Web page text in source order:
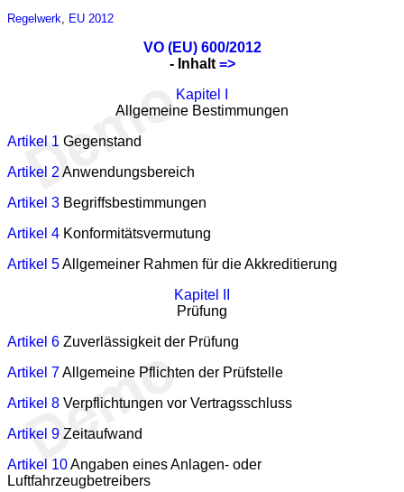
Regelwerk EU 2012
VO (EU) 600/2012
- Inhalt =>
Kapitel I
Allgemeine Bestimmungen
Artikel 1 Gegenstand
Artikel 2 Anwendungsbereich
Artikel 3 Begriffsbestimmungen
Artikel 4 Konformitätsvermutung
Artikel 5Allgemeiner Rahmen für die Akkreditierung
Kapitel II
Prüfung
Artikel 6 Zuverlässigkeit der Prüfung
Artikel 7Allgemeine Pflichten der Prüfstelle
Artikel 8 Verpflichtungen vor Vertragsschluss
Artikel 9 Zeitaufwand
Artikel 10Angaben eines Anlagen- oder
Luftfahrzeugbetreibers